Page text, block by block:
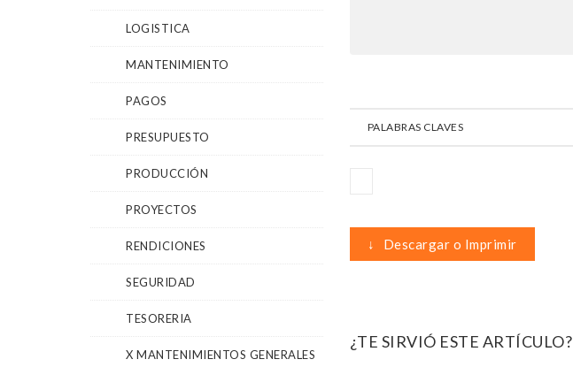
LOGISTICA
MANTENIMIENTO
PAGOS
PRESUPUESTO
PRODUCCIÓN
PROYECTOS
RENDICIONES
SEGURIDAD
TESORERIA
X MANTENIMIENTOS GENERALES
PALABRAS CLAVES
↓ Descargar o Imprimir
¿TE SIRVIÓ ESTE ARTÍCULO?